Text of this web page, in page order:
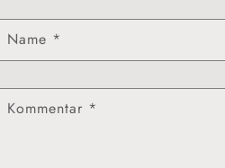
Name *
Kommentar *